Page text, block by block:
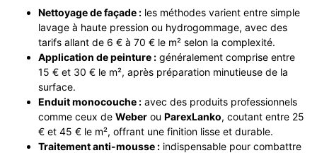
Nettoyage de façade : les méthodes varient entre simple
lavage à haute pression ou hydrogommage, avec des
tarifs allant de 6 € à 70 € le m² selon la complexité.
Application de peinture : généralement comprise entre
15 € et 30 € le m², après préparation minutieuse de la
surface.
Enduit monocouche : avec des produits professionnels
comme ceux de Weber ou ParexLanko, coutant entre 25
€ et 45 € le m², offrant une finition lisse et durable.
Traitement anti-mousse : indispensable pour combattre